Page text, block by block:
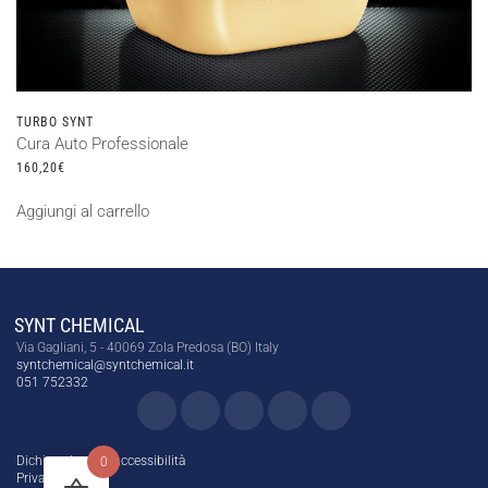
TURBO SYNT
Cura Auto Professionale
160,20€
Aggiungi al carrello
SYNT CHEMICAL
Via Gagliani, 5 - 40069 Zola Predosa (BO) Italy
syntchemical@syntchemical.it
051 752332
Dichiarazione di Accessibilità
Privacy Policy
0